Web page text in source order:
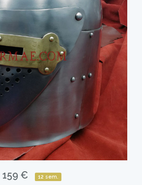
159 € 12 sem.